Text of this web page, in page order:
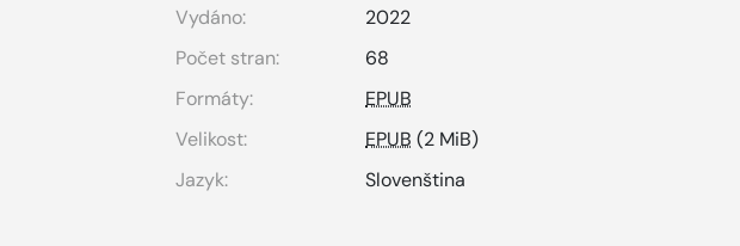
Vydáno:
2022
Počet stran:
68
Formáty:
EPUB
Velikost:
EPUB (2 MiB)
Jazyk:
Slovenština